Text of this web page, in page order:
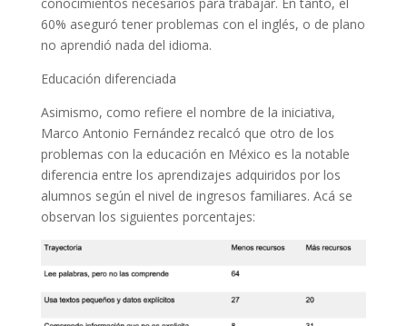
60% aseguró tener problemas con el inglés, o de plano
no aprendió nada del idioma.
Educación diferenciada
Asimismo, como refiere el nombre de la iniciativa,
Marco Antonio Fernández recalcó que otro de los
problemas con la educación en México es la notable
diferencia entre los aprendizajes adquiridos por los
alumnos según el nivel de ingresos familiares. Acá se
observan los siguientes porcentajes: